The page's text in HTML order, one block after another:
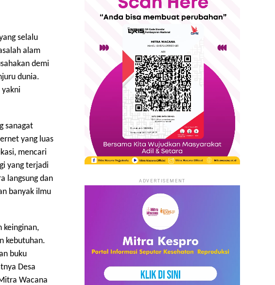
selalu
alam
demi
dunia.
sanagat
yang luas
mencari
yang terjadi
langsung dan
banyak ilmu
keinginan,
kebutuhan.
buku
Desa
Wacana
ADVERTISEMENT